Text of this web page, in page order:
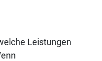
Leistungen